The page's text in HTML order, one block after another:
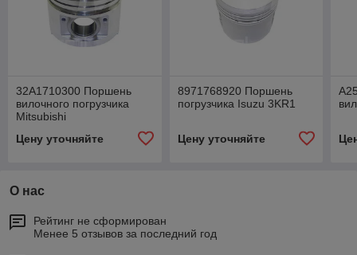
32A1710300 Поршень
вилочного погрузчика
Mitsubishi
Цену уточняйте
8971768920 Поршень
погрузчика Isuzu 3KR1
Цену уточняйте
О нас
Рейтинг не сформирован
Менее 5 отзывов за последний год